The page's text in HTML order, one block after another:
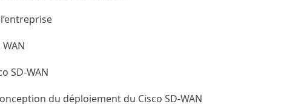
SD-WAN
du déploiement du Cisco SD-WAN